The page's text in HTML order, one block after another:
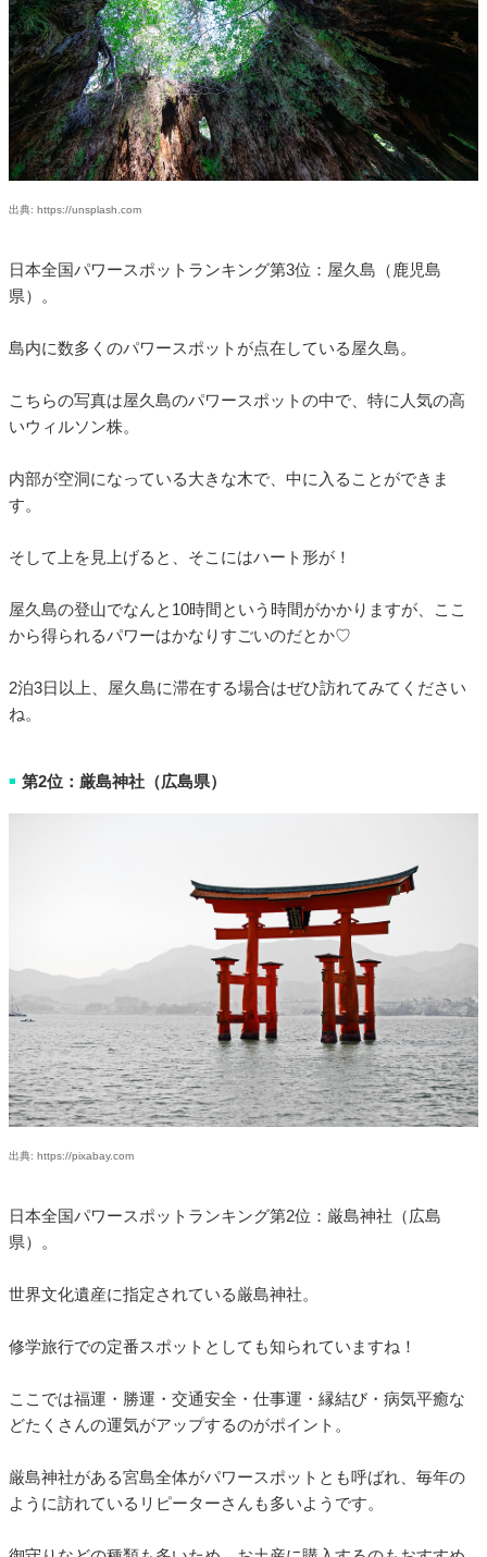
出典: https://unsplash.com
日本全国パワースポットランキング第3位：屋久島（鹿児島
県）。
島内に数多くのパワースポットが点在している屋久島。
こちらの写真は屋久島のパワースポットの中で、特に人気の高
いウィルソン株。
内部が空洞になっている大きな木で、中に入ることができま
す。
そして上を見上げると、そこにはハート形が！
屋久島の登山でなんと10時間という時間がかかりますが、ここ
から得られるパワーはかなりすごいのだとか♡
2泊3日以上、屋久島に滞在する場合はぜひ訪れてみてください
ね。
■ 第2位：厳島神社（広島県）
出典: https://pixabay.com
日本全国パワースポットランキング第2位：厳島神社（広島
県）。
世界文化遺産に指定されている厳島神社。
修学旅行での定番スポットとしても知られていますね！
ここでは福運・勝運・交通安全・仕事運・縁結び・病気平癒な
どたくさんの運気がアップするのがポイント。
厳島神社がある宮島全体がパワースポットとも呼ばれ、毎年の
ように訪れているリピーターさんも多いようです。